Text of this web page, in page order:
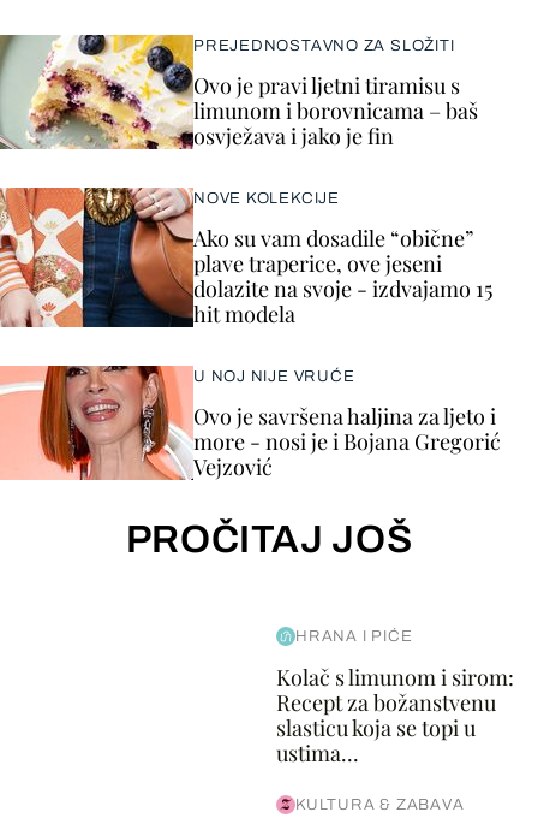
PREJEDNOSTAVNO ZA SLOŽITI
Ovo je pravi ljetni tiramisu s
limunom i borovnicama – baš
osvježava i jako je fin
NOVE KOLEKCIJE
Ako su vam dosadile “obične”
plave traperice, ove jeseni
dolazite na svoje - izdvajamo 15
hit modela
U NOJ NIJE VRUĆE
Ovo je savršena haljina za ljeto i
more - nosi je i Bojana Gregorić
Vejzović
PROČITAJ JOŠ
HRANA I PIĆE
Kolač s limunom i sirom:
Recept za božanstvenu
slasticu koja se topi u
ustima...
KULTURA & ZABAVA